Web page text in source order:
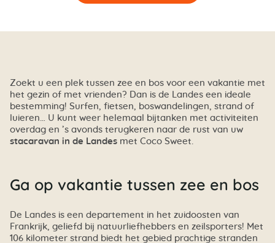
Zoekt u een plek tussen zee en bos voor een vakantie met
het gezin of met vrienden? Dan is de Landes een ideale
bestemming! Surfen, fietsen, boswandelingen, strand of
luieren… U kunt weer helemaal bijtanken met activiteiten
overdag en ’s avonds terugkeren naar de rust van uw
stacaravan in de Landes met Coco Sweet.
Ga op vakantie tussen zee en bos
De Landes is een departement in het zuidoosten van
Frankrijk, geliefd bij natuurliefhebbers en zeilsporters! Met
106 kilometer strand biedt het gebied prachtige stranden